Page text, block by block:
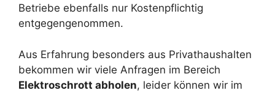
Betriebe ebenfalls nur Kostenpflichtig
entgegengenommen.
Aus Erfahrung besonders aus Privathaushalten
bekommen wir viele Anfragen im Bereich
Elektroschrott abholen, leider können wir im